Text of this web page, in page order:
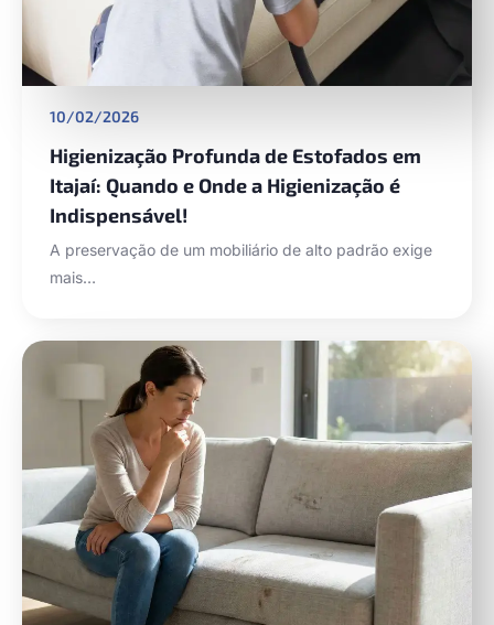
10/02/2026
Higienização Profunda de Estofados em
Itajaí: Quando e Onde a Higienização é
Indispensável!
A preservação de um mobiliário de alto padrão exige
mais…